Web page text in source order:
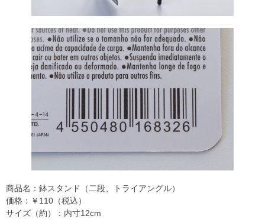
商品名：鉢スタンド（二段、トライアングル）
価格：￥110（税込）
サイズ（約）：内寸12cm